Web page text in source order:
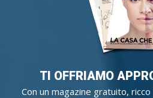
TI OFFRIAMO
Con un magazine gratuito,